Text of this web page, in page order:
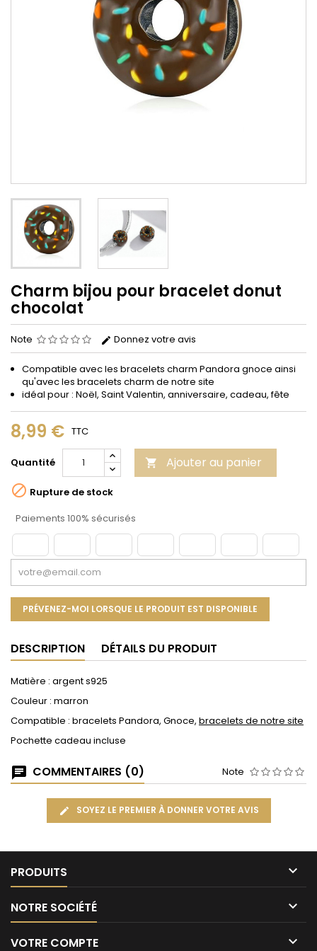
Charm bijou pour bracelet donut
chocolat
Note Donnez votre avis
Compatible avec les bracelets charm Pandora gnoce ainsi
qu'avec les bracelets charm de notre site
idéal pour : Noël, Saint Valentin, anniversaire, cadeau, fête
8,99 € TTC
Quantité  Ajouter au panier
 Rupture de stock
Paiements 100% sécurisés
PRÉVENEZ-MOI LORSQUE LE PRODUIT EST DISPONIBLE
DESCRIPTION DÉTAILS DU PRODUIT
Matière : argent s925
Couleur : marron
Compatible : bracelets Pandora, Gnoce, bracelets de notre site
Pochette cadeau incluse
COMMENTAIRES (0) Note
SOYEZ LE PREMIER À DONNER VOTRE AVIS
PRODUITS 
NOTRE SOCIÉTÉ 
VOTRE COMPTE 